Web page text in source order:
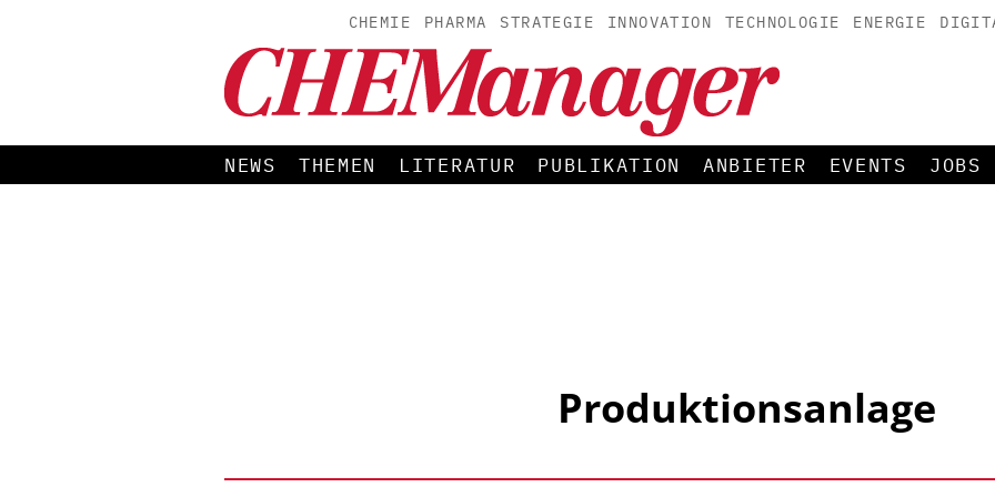
CHEMIE PHARMA STRATEGIE INNOVATION TECHNOLOGIE ENERGIE
NEWS THEMEN LITERATUR PUBLIKATION ANBIETER EVENTS JOBS
Produktionsanlage